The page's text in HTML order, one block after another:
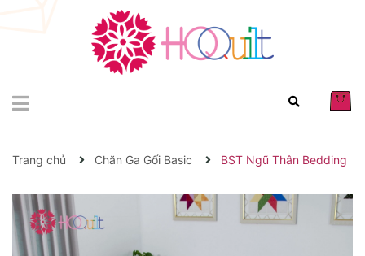
Trang chủ Chăn Ga Gối Basic BST Ngũ Thân Bedding